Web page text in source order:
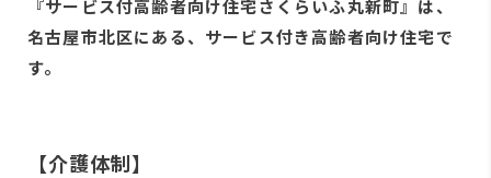
『サービス付高齢者向け住宅さくらいふ丸新町』は、
名古屋市北区にある、サービス付き高齢者向け住宅で
す。
【介護体制】